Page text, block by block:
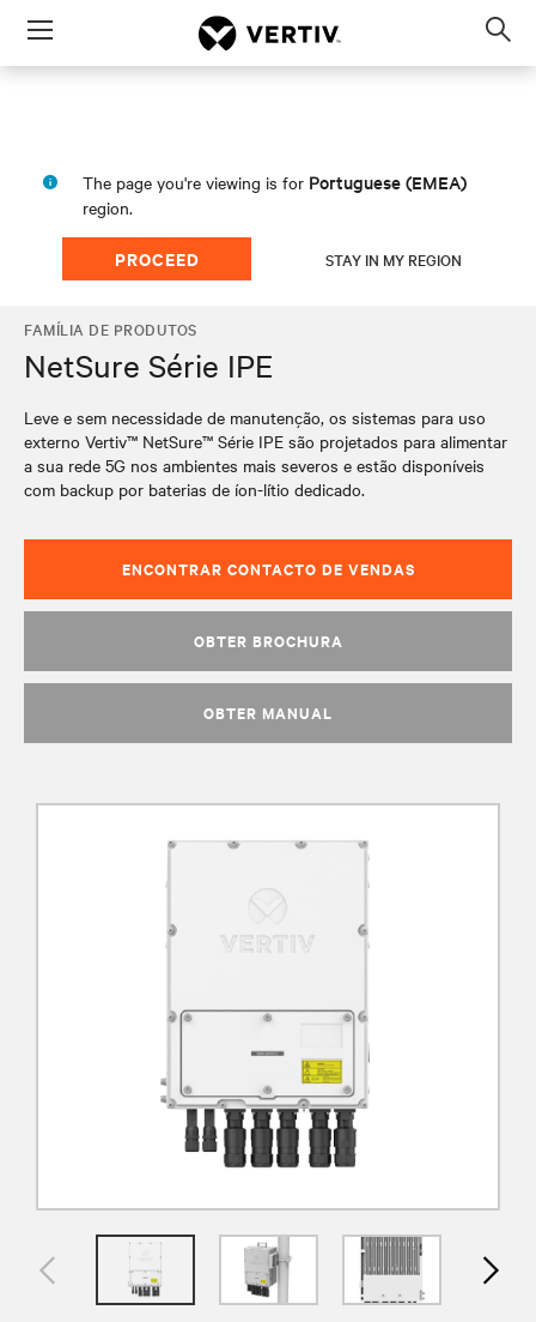
Menu
The page you're viewing is for Portuguese (EMEA)
region.
PROCEED STAY IN MY REGION
FAMÍLIA DE PRODUTOS
NetSure Série IPE
Leve e sem necessidade de manutenção, os sistemas para uso
externo Vertiv™ NetSure™ Série IPE são projetados para alimentar
a sua rede 5G nos ambientes mais severos e estão disponíveis
com backup por baterias de íon-lítio dedicado.
ENCONTRAR CONTACTO DE VENDAS
OBTER BROCHURA
OBTER MANUAL